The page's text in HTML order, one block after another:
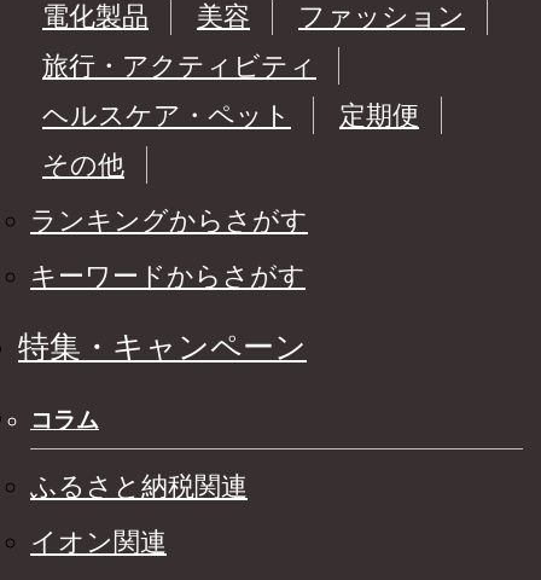
電化製品
美容
ファッション
旅行・アクティビティ
ヘルスケア・ペット
定期便
その他
ランキングからさがす
キーワードからさがす
特集・キャンペーン
コラム
ふるさと納税関連
イオン関連